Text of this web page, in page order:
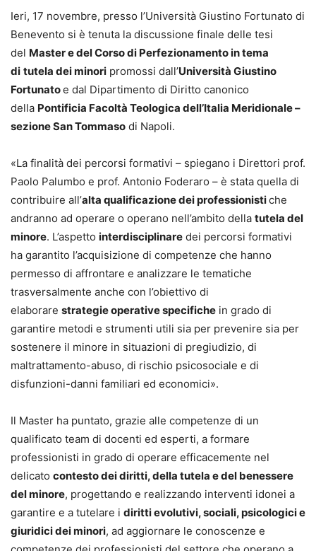
Ieri, 17 novembre, presso l’Università Giustino Fortunato di
Benevento si è tenuta la discussione finale delle tesi
del Master e del Corso di Perfezionamento in tema
di tutela dei minori promossi dall’Università Giustino
Fortunatoe dal Dipartimento di Diritto canonico
della Pontificia Facoltà Teologica dell’Italia Meridionale –
sezione San Tommaso di Napoli.
«La finalità dei percorsi formativi – spiegano i Direttori prof.
Paolo Palumbo e prof. Antonio Foderaro – è stata quella di
contribuire all’alta qualificazione dei professionistiche
andranno ad operare o operano nell’ambito della tutela del
minore. L’aspetto interdisciplinare dei percorsi formativi
ha garantito l’acquisizione di competenze che hanno
permesso di affrontare e analizzare le tematiche
trasversalmente anche con l’obiettivo di
elaborare strategie operative specifiche in grado di
garantire metodi e strumenti utili sia per prevenire sia per
sostenere il minore in situazioni di pregiudizio, di
maltrattamento-abuso, di rischio psicosociale e di
disfunzioni-danni familiari ed economici».
Il Master ha puntato, grazie alle competenze di un
qualificato team di docenti ed esperti, a formare
professionisti in grado di operare efficacemente nel
delicato contesto dei diritti, della tutela e del benessere
del minore, progettando e realizzando interventi idonei a
garantire e a tutelare i diritti evolutivi, sociali, psicologici e
giuridici dei minori, ad aggiornare le conoscenze e